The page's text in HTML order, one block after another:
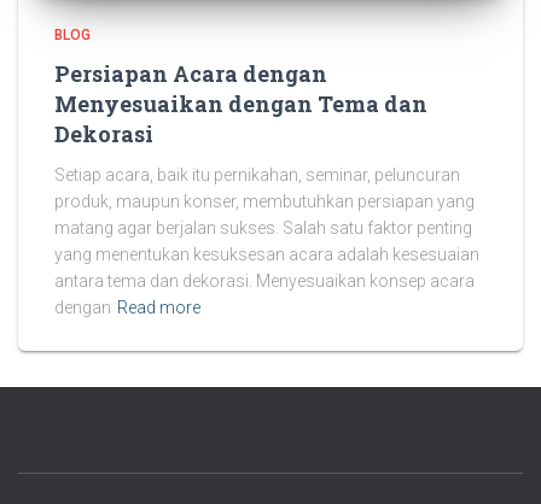
BLOG
Persiapan Acara dengan
Menyesuaikan dengan Tema dan
Dekorasi
Setiap acara, baik itu pernikahan, seminar, peluncuran
produk, maupun konser, membutuhkan persiapan yang
matang agar berjalan sukses. Salah satu faktor penting
yang menentukan kesuksesan acara adalah kesesuaian
antara tema dan dekorasi. Menyesuaikan konsep acara
dengan Read more